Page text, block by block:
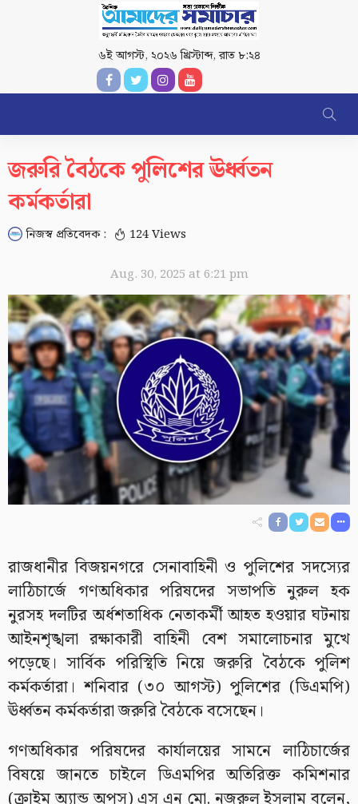
৬ই আগস্ট, ২০২৬ খ্রিস্টাব্দ,রাত ৮:২৪
জরুরি বৈঠকে পুলিশের ঊর্ধ্বতন
কর্মকর্তারা
নিজস্ব প্রতিবেদক : 124 Views
Aug. 30, 2025 at 6:21 pm
রাজধানীর বিজয়নগরে সেনাবাহিনী ও পুলিশের সদস্যের
লাঠিচার্জে গণঅধিকার পরিষদের সভাপতি নুরুল হক
নুরসহ দলটির অর্ধশতাধিক নেতাকর্মী আহত হওয়ার ঘটনায়
আইনশৃঙ্খলা রক্ষাকারী বাহিনী বেশ সমালোচনার মুখে
পড়েছে। সার্বিক পরিস্থিতি নিয়ে জরুরি বৈঠকে পুলিশ
কর্মকর্তারা। শনিবার (৩০ আগস্ট) পুলিশের (ডিএমপি)
ঊর্ধ্বতন কর্মকর্তারা জরুরি বৈঠকে বসেছেন।
গণঅধিকার পরিষদের কার্যালয়ের সামনে লাঠিচার্জের
বিষয়ে জানতে চাইলে ডিএমপির অতিরিক্ত কমিশনার
(ক্রাইম অ্যান্ড অপস) এস এন মো. নজরুল ইসলাম বলেন,